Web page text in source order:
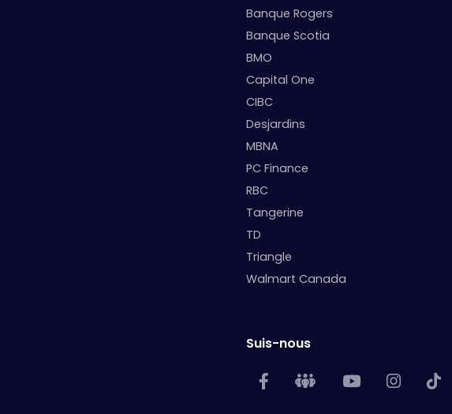
Banque Rogers
Banque Scotia
BMO
Capital One
CIBC
Desjardins
MBNA
PC Finance
RBC
Tangerine
TD
Triangle
Walmart Canada
Suis-nous